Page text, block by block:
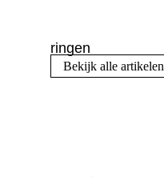
ringen
Bekijk alle artikelen